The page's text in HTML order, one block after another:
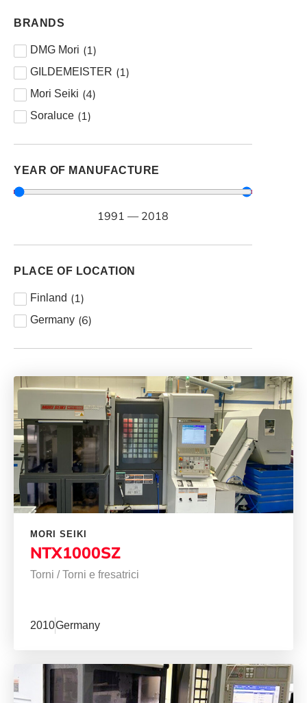
BRANDS
DMG Mori (1)
GILDEMEISTER (1)
Mori Seiki (4)
Soraluce (1)
YEAR OF MANUFACTURE
1991 — 2018
PLACE OF LOCATION
Finland (1)
Germany (6)
MORI SEIKI
NTX1000SZ
Torni /Torni e fresatrici
2010Germany